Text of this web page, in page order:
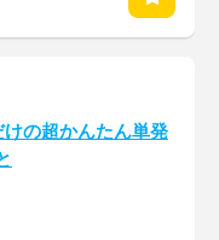
けの超かんたん単発